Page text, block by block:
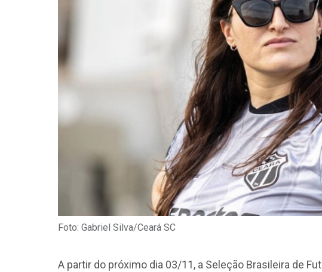
Foto: Gabriel Silva/Ceará SC
A partir do próximo dia 03/11, a Seleção Brasileira de